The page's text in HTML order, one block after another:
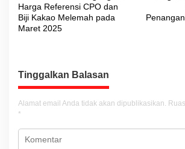
a
v
a
s
i
o
Harga Referensi CPO dan
Biji Kakao Melemah pada
Maret 2025
Tinggalkan Balasan
Alamat email Anda tidak akan dipublikasikan.
*